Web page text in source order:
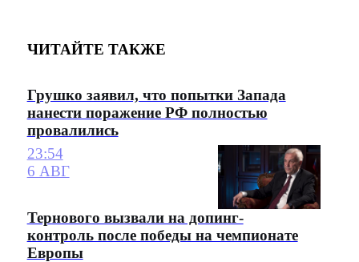
ЧИТАЙТЕ ТАКЖЕ
Грушко заявил, что попытки Запада
нанести поражение РФ полностью
провалились
23:54
6 АВГ
Тернового вызвали на допинг-
контроль после победы на чемпионате
Европы